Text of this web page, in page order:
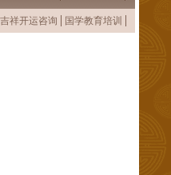
吉祥开运咨询 国学教育培训